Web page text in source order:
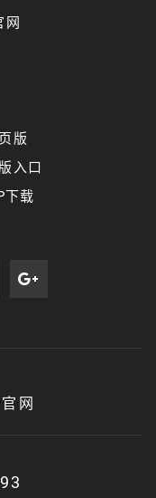
网
版
入口
下载
网